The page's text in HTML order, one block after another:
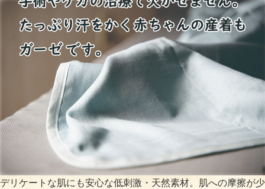
デリケートな肌にも安心な低刺激・天然素材。肌への摩擦が少